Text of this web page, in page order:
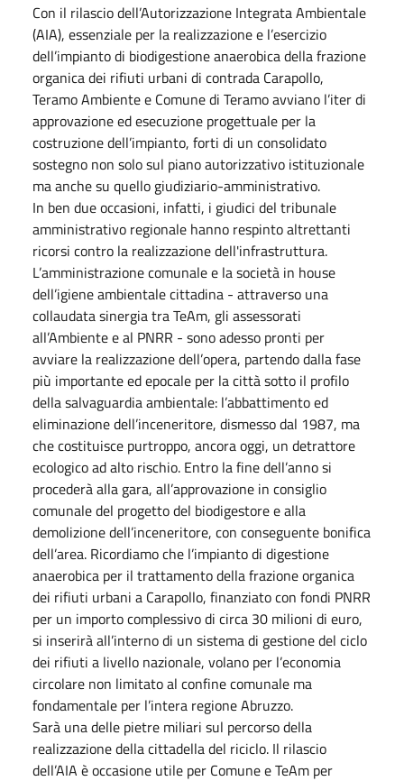
Con il rilascio dell’Autorizzazione Integrata Ambientale
(AIA), essenziale per la realizzazione e l’esercizio
dell’impianto di biodigestione anaerobica della frazione
organica dei rifiuti urbani di contrada Carapollo,
Teramo Ambiente e Comune di Teramo avviano l’iter di
approvazione ed esecuzione progettuale per la
costruzione dell’impianto, forti di un consolidato
sostegno non solo sul piano autorizzativo istituzionale
ma anche su quello giudiziario-amministrativo.
In ben due occasioni, infatti, i giudici del tribunale
amministrativo regionale hanno respinto altrettanti
ricorsi contro la realizzazione dell'infrastruttura.
L’amministrazione comunale e la società in house
dell’igiene ambientale cittadina - attraverso una
collaudata sinergia tra TeAm, gli assessorati
all’Ambiente e al PNRR - sono adesso pronti per
avviare la realizzazione dell’opera, partendo dalla fase
più importante ed epocale per la città sotto il profilo
della salvaguardia ambientale: l’abbattimento ed
eliminazione dell’inceneritore, dismesso dal 1987, ma
che costituisce purtroppo, ancora oggi, un detrattore
ecologico ad alto rischio. Entro la fine dell’anno si
procederà alla gara, all’approvazione in consiglio
comunale del progetto del biodigestore e alla
demolizione dell’inceneritore, con conseguente bonifica
dell’area. Ricordiamo che l’impianto di digestione
anaerobica per il trattamento della frazione organica
dei rifiuti urbani a Carapollo, finanziato con fondi PNRR
per un importo complessivo di circa 30 milioni di euro,
si inserirà all’interno di un sistema di gestione del ciclo
dei rifiuti a livello nazionale, volano per l’economia
circolare non limitato al confine comunale ma
fondamentale per l’intera regione Abruzzo.
Sarà una delle pietre miliari sul percorso della
realizzazione della cittadella del riciclo. Il rilascio
dell’AIA è occasione utile per Comune e TeAm per